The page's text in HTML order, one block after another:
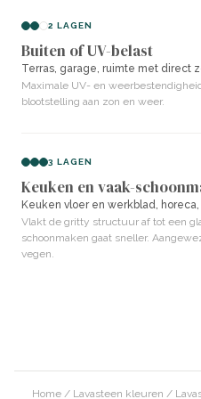
slijtvast en waterdicht dan
epoxy.
Eenepoxy gietvloerwordt
Voordelen van
gietvloeren in Ash
Zeer hard en slijtvast.
Natuurlijke kleur met
2 LAGEN
Buiten of UV-belast
Terras, garage, ruimte met direct
Maximale UV- en
blootstelling aan zon en weer.
3 LAGEN
Keuken en vaak-
Keuken vloer en werkblad,
Vlakt de gritty structuur af tot een
schoonmaken gaat sneller.
vegen.
Home / Lavasteen kleuren /